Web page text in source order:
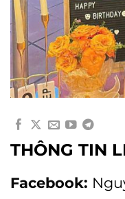
THÔNG TIN
Facebook: